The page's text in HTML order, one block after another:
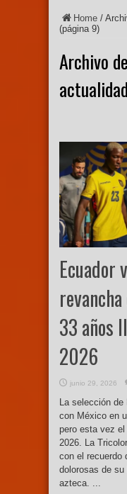
Home /
(página 9)
Archivo
actualidad
Ecuador
33 años
2026
junio 29, 2026
La selección
con México en
pero esta vez
2026. La
con el recuerdo
dolorosas de
azteca. ...